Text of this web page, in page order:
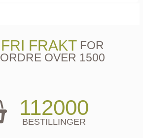
FRI FRAKTFOR
ORDRE OVER 1500
112000
BESTILLINGER